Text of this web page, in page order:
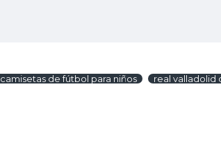
camisetas de fútbol para niños real valladolid